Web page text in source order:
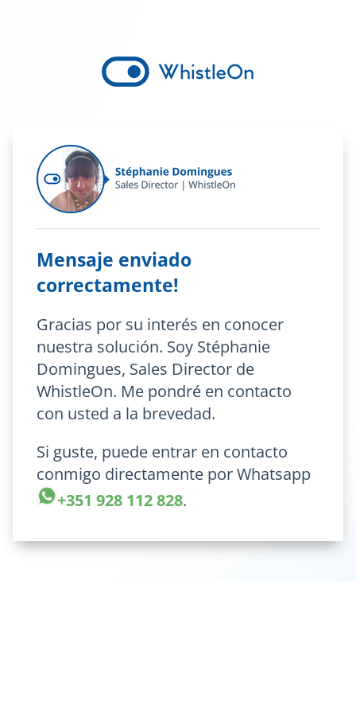
Mensaje enviado
correctamente!
Gracias por su interés en conocer
nuestra solución. Soy Stéphanie
Domingues, Sales Director de
WhistleOn. Me pondré en contacto
con usted a la brevedad.
Si guste, puede entrar en contacto
conmigo directamente por Whatsapp
+351 928 112 828.